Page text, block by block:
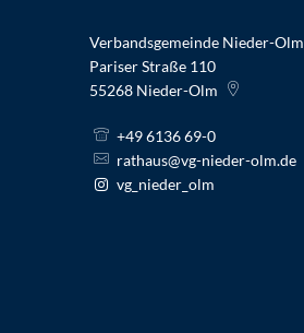
Verbandsgemeinde Nieder-Olm
Pariser Straße 110
55268 Nieder-Olm
+49 6136 69-0
rathaus@vg-nieder-olm.de
vg_nieder_olm